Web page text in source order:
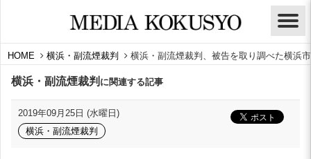
HOME 横浜・副流煙裁判 横浜・副流煙裁判、被告を取り調べた横浜
横浜・副流煙裁判 に関連する記事
2019年09月25日 (水曜日)
横浜・副流煙裁判